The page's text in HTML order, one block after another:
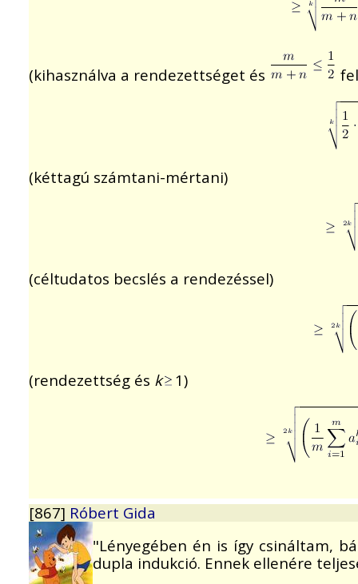
(kihasználva a rendezettséget és
(kéttagú számtani-mértani)
(céltudatos becslés a rendezéssel)
(rendezettség és k 1)
[867] Róbert Gida
"Lényegében én is így csináltam,
dupla indukció. Ennek ellenére